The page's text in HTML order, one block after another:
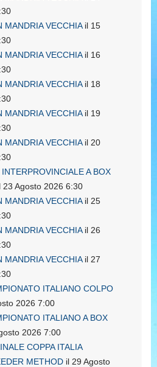
MANDRIA VECCHIAil 15
MANDRIA VECCHIAil 16
MANDRIA VECCHIAil 18
MANDRIA VECCHIAil 19
MANDRIA VECCHIAil 20
A BOX
23 Agosto 2026 6:30
MANDRIA VECCHIAil 25
MANDRIA VECCHIAil 26
MANDRIA VECCHIAil 27
ITALIANO COLPO
2026 7:00
ITALIANO A BOX
2026 7:00
COPPA ITALIA
METHOD il 29 Agosto